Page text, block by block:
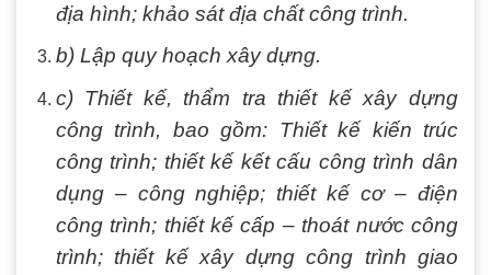
địa hình; khảo sát địa chất công trình.
b) Lập quy hoạch xây dựng.
c) Thiết kế, thẩm tra thiết kế xây dựng
công trình, bao gồm: Thiết kế kiến trúc
công trình; thiết kế kết cấu công trình dân
dụng – công nghiệp; thiết kế cơ – điện
công trình; thiết kế cấp – thoát nước công
trình; thiết kế xây dựng công trình giao